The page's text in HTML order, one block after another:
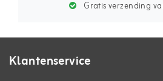
Gratis verzending
Klantenservice